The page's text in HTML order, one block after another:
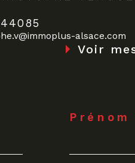
alsace.com
Voir
Prénom